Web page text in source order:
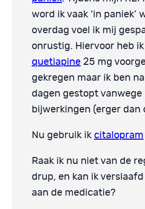
word ik vaak ‘in paniek’
overdag voel ik mij
onrustig. Hiervoor heb ik
quetiapine 25 mg
gekregen maar ik ben
dagen gestopt vanwege
bijwerkingen (erger dan
Nu gebruik ik citalopram
Raak ik nu niet van de
drup, en kan ik
aan de medicatie?